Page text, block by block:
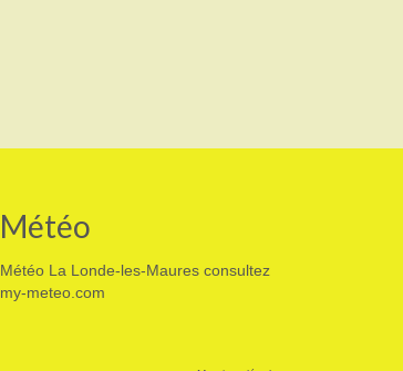
Météo
Météo La Londe-les-Maures consultez
my-meteo.com